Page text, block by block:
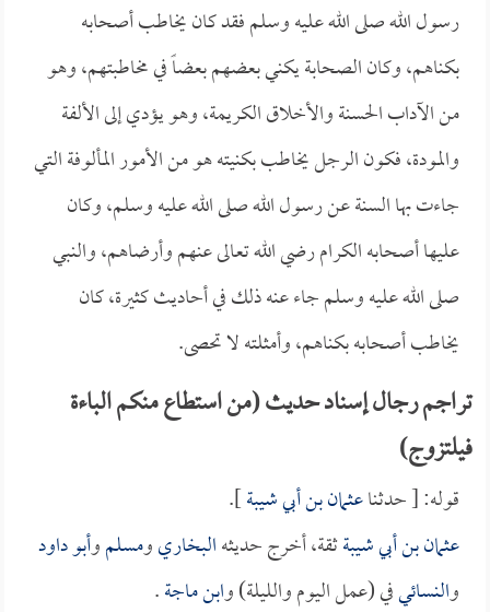
رسول الله صلى الله عليه وسلم فقد كان يخاطب أصحابه
بكناهم، وكان الصحابة يكني بعضهم بعضاً في مخاطبتهم، وهو
من الآداب الحسنة والأخلاق الكريمة، وهو يؤدي إلى الألفة
والمودة، فكون الرجل يخاطب بكنيته هو من الأمور المألوفة التي
جاءت بها السنة عن رسول الله صلى الله عليه وسلم، وكان
عليها أصحابه الكرام رضي الله تعالى عنهم وأرضاهم، والنبي
صلى الله عليه وسلم جاء عنه ذلك في أحاديث كثيرة، كان
يخاطب أصحابه بكناهم، وأمثلته لا تحصى.
تراجم رجال إسناد حديث (من استطاع منكم الباءة
فيلتزوج)
قوله: [ حدثناعثمان بن أبي شيبة].
عثمان بن أبي شيبةثقة، أخرج حديثهالبخاريومسلموأبو داود
والنسائيفي (عمل اليوم والليلة) وابن ماجة.